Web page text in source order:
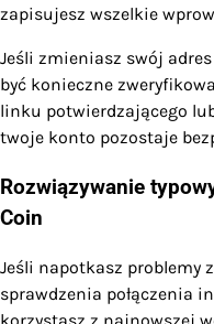
zapisujesz wszelkie
Jeśli zmieniasz swój
być konieczne
linku potwierdzającego
twoje konto pozostaje
Rozwiązywanie
Coin
Jeśli napotkasz problemy
sprawdzenia połączenia
korzystasz z najnowszej